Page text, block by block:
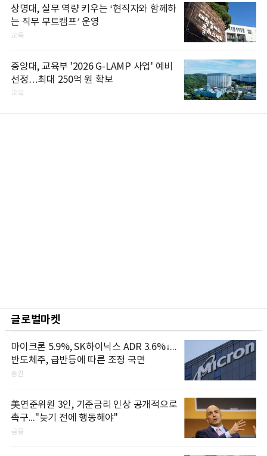
상명대, 실무 역량 키우는 ‘현직자와 함께하
는 직무 부트캠프’ 운영
교육
중앙대, 교육부 '2026 G-LAMP 사업' 예비
선정…최대 250억 원 확보
교육
글로벌마켓
마이크론 5.9%, SK하이닉스 ADR 3.6%↓...
반도체주, 급반등에 따른 조정 국면
증권
美연준위원 3인, 기준금리 인상 공개적으로
촉구..."늦기 전에 행동해야"
금융